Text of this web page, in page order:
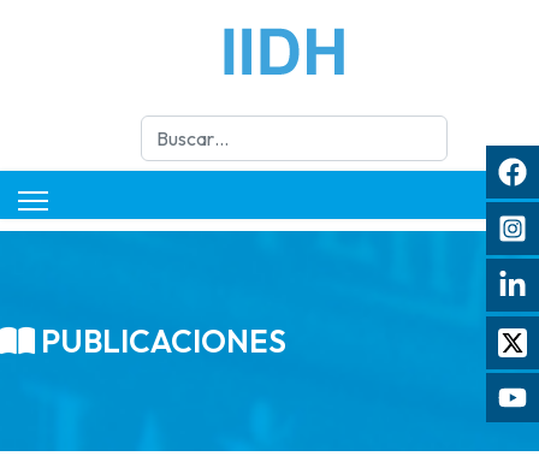
Buscar
PUBLICACIONES